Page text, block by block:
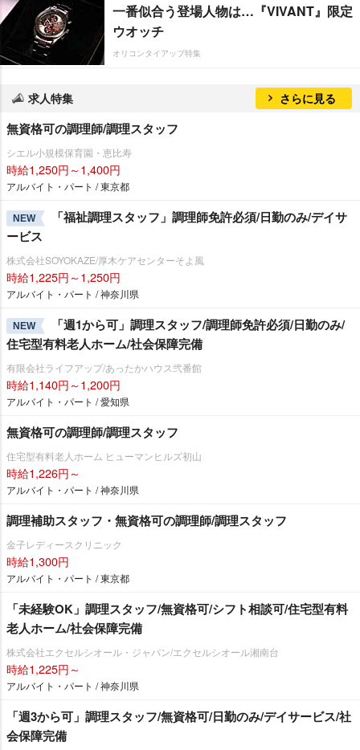
一番似合う登場人物は…『VIVANT』限定
ウオッチ
オリコンタイアップ特集
求人特集 さらに見る
無資格可の調理師/調理スタッフ
シエル小規模保育園・恵比寿
時給1,250円～1,400円
アルバイト・パート / 東京都
NEW
「福祉調理スタッフ」調理師免許必須/日勤のみ/デイサ
ービス
株式会社SOYOKAZE/厚木ケアセンターそよ風
時給1,225円～1,250円
アルバイト・パート / 神奈川県
NEW
「週1から可」調理スタッフ/調理師免許必須/日勤のみ/
住宅型有料老人ホーム/社会保障完備
有限会社ライフアップ/あったかハウス弐番館
時給1,140円～1,200円
アルバイト・パート / 愛知県
無資格可の調理師/調理スタッフ
住宅型有料老人ホーム ヒューマンヒルズ初山
時給1,226円～
アルバイト・パート / 神奈川県
調理補助スタッフ・無資格可の調理師/調理スタッフ
金子レディースクリニック
時給1,300円
アルバイト・パート / 東京都
「未経験OK」調理スタッフ/無資格可/シフト相談可/住宅型有料
老人ホーム/社会保障完備
株式会社エクセルシオール・ジャパン/エクセルシオール湘南台
時給1,225円～
アルバイト・パート / 神奈川県
「週3から可」調理スタッフ/無資格可/日勤のみ/デイサービス/社
会保障完備